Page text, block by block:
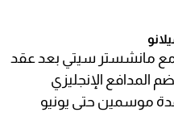
مع مانشستر سيتي بعد عقد
المدافع الإنجليزي
موسمين حتى يونيو